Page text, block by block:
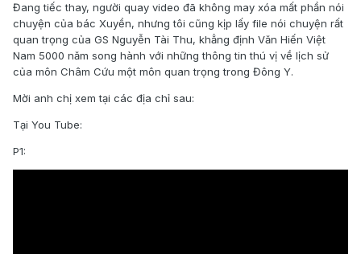
Đang tiếc thay, người quay video đã không may xóa mất phần nói
chuyện của bác Xuyền, nhưng tôi cũng kịp lấy file nói chuyện rất
quan trọng của GS Nguyễn Tài Thu, khẳng định Văn Hiến Việt
Nam 5000 năm song hành với những thông tin thú vị về lịch sử
của môn Châm Cứu một môn quan trọng trong Đông Y.
Mời anh chị xem tại các địa chỉ sau:
Tại You Tube:
P1: